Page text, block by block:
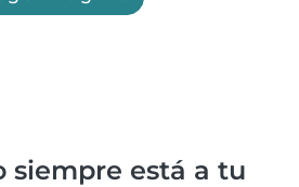
siempre está a tu